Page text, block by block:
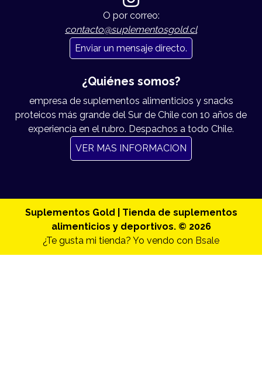
O por correo:
contacto@suplementosgold.cl
Enviar un mensaje directo.
¿Quiénes somos?
empresa de suplementos alimenticios y snacks
proteicos más grande del Sur de Chile con 10 años de
experiencia en el rubro. Despachos a todo Chile.
VER MAS INFORMACION
Suplementos Gold | Tienda de suplementos
alimenticios y deportivos. © 2026
¿Te gusta mi tienda? Yo vendo con Bsale